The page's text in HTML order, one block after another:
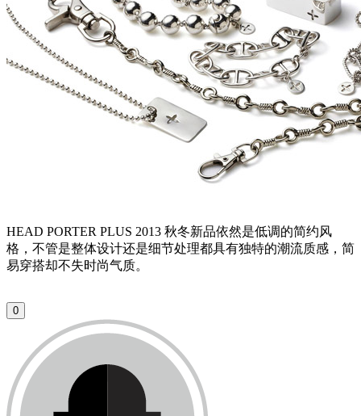
HEAD PORTER PLUS 2013 秋冬新品依然是低调的简约风
格，不管是整体设计还是细节处理都具有独特的潮流质感，简
易穿搭却不失时尚气质。
0